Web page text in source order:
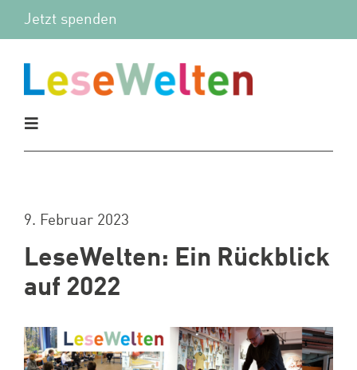
Zum
Jetzt spenden
Toggle
Vor Ort
Mitmachen
Wir
9. Februar 2023
LeseWelten: Ein Rückblick
auf 2022